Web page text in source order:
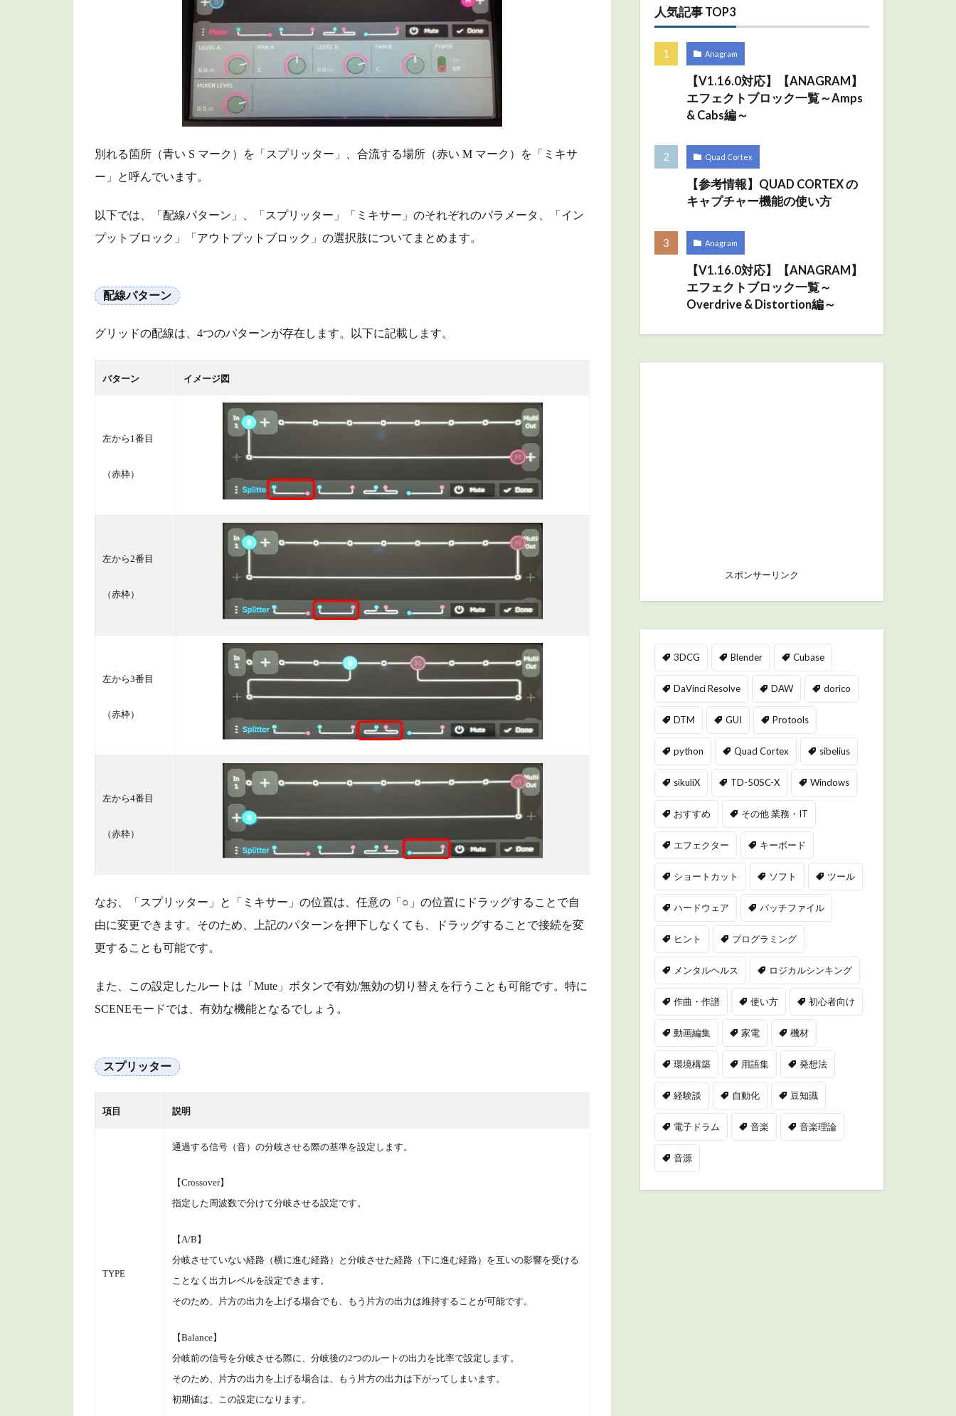
3
商
リ
ク
ま
と
別れる箇所（青い S マーク）を「スプリッター」、合流する場所（赤い M マーク）を「ミキサ
ー」と呼んでいます。
以下では、「配線パターン」、「スプリッター」「ミキサー」のそれぞれのパラメータ、「イン
プットブロック」「アウトプットブロック」の選択肢についてまとめます。
配線パターン
グリッドの配線は、4つのパターンが存在します。以下に記載します。
パターン イメージ図
左から1番目
（赤枠）
左から2番目
（赤枠）
左から3番目
（赤枠）
左から4番目
（赤枠）
なお、「スプリッター」と「ミキサー」の位置は、任意の「○」の位置にドラッグすることで自
由に変更できます。そのため、上記のパターンを押下しなくても、ドラッグすることで接続を変
更することも可能です。
また、この設定したルートは「Mute」ボタンで有効/無効の切り替えを行うことも可能です。特に
SCENEモードでは、有効な機能となるでしょう。
スプリッター
項目 説明
TYPE
通過する信号（音）の分岐させる際の基準を設定します。
【Crossover】
指定した周波数で分けて分岐させる設定です。
【A/B】
分岐させていない経路（横に進む経路）と分岐させた経路（下に進む経路）を互いの影響を受ける
ことなく出力レベルを設定できます。
そのため、片方の出力を上げる場合でも、もう片方の出力は維持することが可能です。
【Balance】
分岐前の信号を分岐させる際に、分岐後の2つのルートの出力を 比率で設定します。
そのため、片方の出力を上げる場合は、もう片方の出力は下がってしまいます。
初期値は、この設定になります。
人気記事 TOP3
Anagram
【V1.16.0対応】【ANAGRAM】
エフェクトブロック一覧～Amps
& Cabs編～
Quad Cortex
【参考情報】QUAD CORTEX の
キャプチャー機能の使い方
Anagram
【V1.16.0対応】【ANAGRAM】
エフェクトブロック一覧～
Overdrive & Distortion編～
スポンサーリンク
3DCG Blender Cubase
DaVinci Resolve DAW dorico
DTM GUI Protools
python Quad Cortex sibelius
sikuliX TD-50SC-X Windows
おすすめ その他 業務・IT
エフェクター キーボード
ショートカット ソフト ツール
ハードウェア バッチファイル
ヒント プログラミング
メンタルヘルス ロジカルシンキング
作曲・作譜 使い方 初心者向け
動画編集 家電 機材
環境構築 用語集 発想法
経験談 自動化 豆知識
電子ドラム 音楽 音楽理論
音源